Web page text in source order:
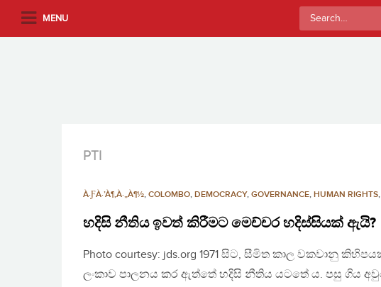
MENU
Search
for:
PTI
À·ƑÀ·’À¶‚À·„À¶½, COLOMBO, DEMOCRACY, GOVERNANCE, HUMAN RIGHTS,
හදිසි නීතිය ඉවත් කිරීමට මෙච්චර හදිස්සියක් ඇයි?
Photo courtesy: jds.org 1971 සිට, සීමිත කාල වකවානු
ලංකාව පාලනය කර ඇත්තේ හදිසි නීතිය යටතේ ය. පසු ගිය